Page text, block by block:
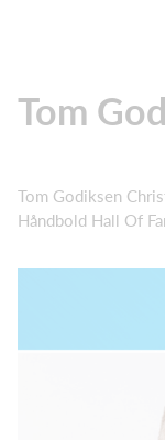
Tom
Tom Godiksen
Håndbold Hall Of